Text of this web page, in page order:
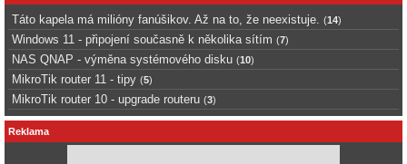
Táto kapela má milióny fanúšikov. Až na to, že neexistuje. (14)
Windows 11 - připojení současně k několika sítím (7)
NAS QNAP - výměna systémového disku (10)
MikroTik router 11 - tipy (5)
MikroTik router 10 - upgrade routeru (3)
Reklama